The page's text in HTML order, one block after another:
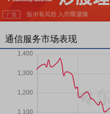
通信服务市场表现